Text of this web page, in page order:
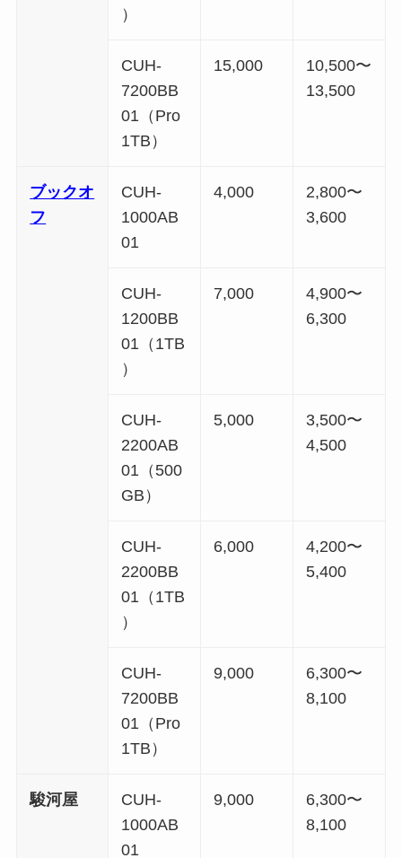
）
CUH-
7200BB
01（Pro
1TB）
15,000
10,500〜
13,500
ブックオ
フ
CUH-
1000AB
01
4,000
2,800〜
3,600
CUH-
1200BB
01（1TB
）
7,000
4,900〜
6,300
CUH-
2200AB
01（500
GB）
5,000
3,500〜
4,500
CUH-
2200BB
01（1TB
）
6,000
4,200〜
5,400
CUH-
7200BB
01（Pro
1TB）
9,000
6,300〜
8,100
駿河屋
CUH-
1000AB
01
9,000
6,300〜
8,100